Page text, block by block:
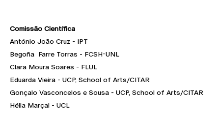
Comissão Científica
António João Cruz - IPT
Begoña Farre Torras - FCSH-UNL
Clara Moura Soares - FLUL
Eduarda Vieira - UCP, School of Arts/CITAR
Gonçalo Vasconcelos e Sousa - UCP, School of Arts/CITAR
Hélia Marçal - UCL